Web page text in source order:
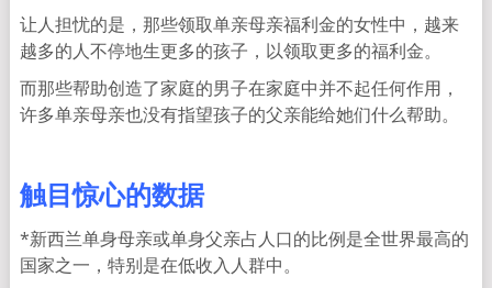
让人担忧的是，那些领取单亲母亲福利金的女性中，越来
越多的人不停地生更多的孩子，以领取更多的福利金。
而那些帮助创造了家庭的男子在家庭中并不起任何作用，
许多单亲母亲也没有指望孩子的父亲能给她们什么帮助。
触目惊心的数据
*新西兰单身母亲或单身父亲占人口的比例是全世界最高的
国家之一，特别是在低收入人群中。